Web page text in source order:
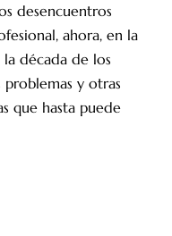
desencuentros
ahora, en la
década de los
y otras
que hasta puede